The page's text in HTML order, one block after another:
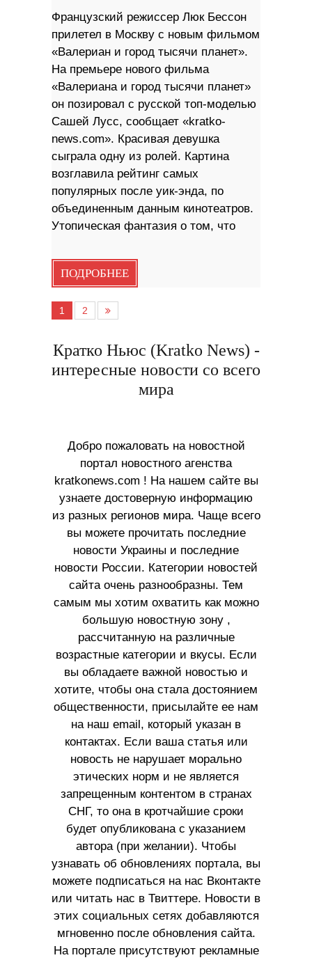
Французский режиссер Люк Бессон
прилетел в Москву с новым фильмом
«Валериан и город тысячи планет».
На премьере нового фильма
«Валериана и город тысячи планет»
он позировал с русской топ-моделью
Сашей Лусс, сообщает «kratko-
news.com». Красивая девушка
сыграла одну из ролей. Картина
возглавила рейтинг самых
популярных после уик-энда, по
объединенным данным кинотеатров.
Утопическая фантазия о том, что
ПОДРОБНЕЕ
1 2
Кратко Ньюс (Kratko News) -
интересные новости со всего
мира
Добро пожаловать на новостной
портал новостного агенства
kratkonews.com ! На нашем сайте вы
узнаете достоверную информацию
из разных регионов мира. Чаще всего
вы можете прочитать последние
новости Украины и последние
новости России. Категории новостей
сайта очень разнообразны. Тем
самым мы хотим охватить как можно
большую новостную зону ,
рассчитанную на различные
возрастные категории и вкусы. Если
вы обладаете важной новостью и
хотите, чтобы она стала достоянием
общественности, присылайте ее нам
на наш email, который указан в
контактах. Если ваша статья или
новость не нарушает морально
этических норм и не является
запрещенным контентом в странах
СНГ, то она в кротчайшие сроки
будет опубликована с указанием
автора (при желании). Чтобы
узнавать об обновлениях портала, вы
можете подписаться на нас Вконтакте
или читать нас в Твиттере. Новости в
этих социальных сетях добавляются
мгновенно после обновления сайта.
На портале присутствуют рекламные